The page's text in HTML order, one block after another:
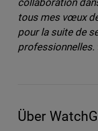
collaboration
tous mes vœux
pour la suite de
professionnelles.
Über